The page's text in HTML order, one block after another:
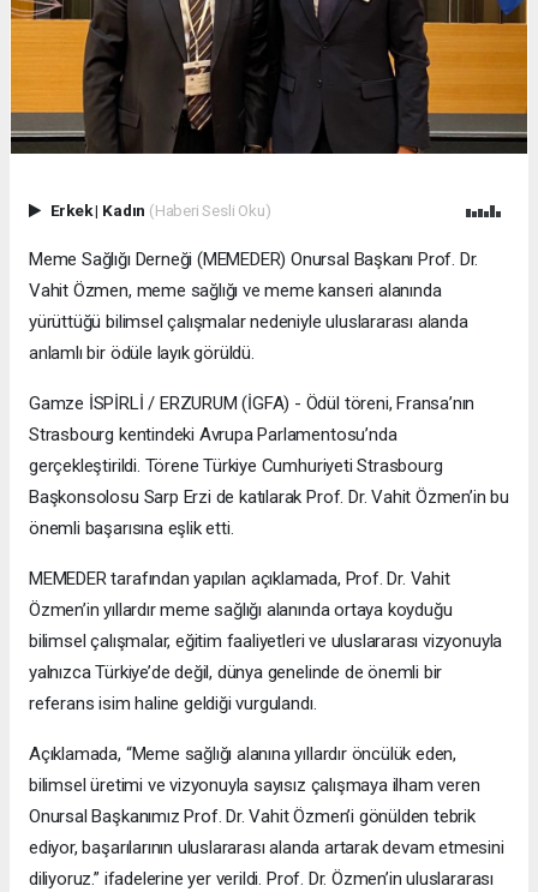
Erkek| Kadın (Haberi Sesli Oku)
Meme Sağlığı Derneği (MEMEDER) Onursal Başkanı Prof. Dr.
Vahit Özmen, meme sağlığı ve meme kanseri alanında
yürüttüğü bilimsel çalışmalar nedeniyle uluslararası alanda
anlamlı bir ödüle layık görüldü.
Gamze İSPİRLİ / ERZURUM (İGFA) - Ödül töreni, Fransa’nın
Strasbourg kentindeki Avrupa Parlamentosu’nda
gerçekleştirildi. Törene Türkiye Cumhuriyeti Strasbourg
Başkonsolosu Sarp Erzi de katılarak Prof. Dr. Vahit Özmen’in bu
önemli başarısına eşlik etti.
MEMEDER tarafından yapılan açıklamada, Prof. Dr. Vahit
Özmen’in yıllardır meme sağlığı alanında ortaya koyduğu
bilimsel çalışmalar, eğitim faaliyetleri ve uluslararası vizyonuyla
yalnızca Türkiye’de değil, dünya genelinde de önemli bir
referans isim haline geldiği vurgulandı.
Açıklamada, “Meme sağlığı alanına yıllardır öncülük eden,
bilimsel üretimi ve vizyonuyla sayısız çalışmaya ilham veren
Onursal Başkanımız Prof. Dr. Vahit Özmen’i gönülden tebrik
ediyor, başarılarının uluslararası alanda artarak devam etmesini
diliyoruz.” ifadelerine yer verildi. Prof. Dr. Özmen’in uluslararası